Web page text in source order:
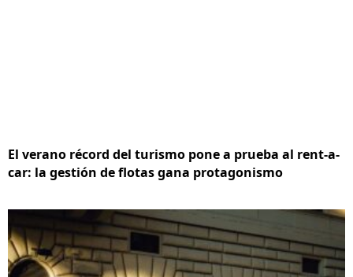
El verano récord del turismo pone a prueba al rent-a-
car: la gestión de flotas gana protagonismo